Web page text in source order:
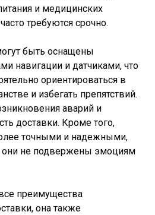
и медицинских
требуются срочно.
быть оснащены
навигации и датчиками, что
ориентироваться в
и избегать препятствий.
аварий и
доставки. Кроме того,
точными и надежными,
они не подвержены эмоциям
преимущества
она также